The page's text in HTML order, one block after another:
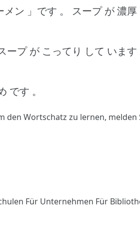
ン 」です 。
スープ が 濃
ープ が こってり して います
です 。
den Wortschatz zu lernen, melden
Für Unternehmen Für